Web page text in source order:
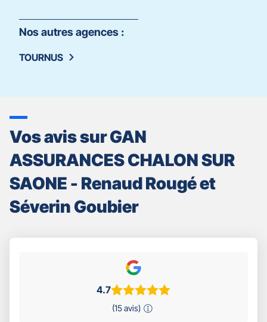
Nos autres agences :
TOURNUS
Vos avis sur GAN
ASSURANCES CHALON SUR
SAONE - Renaud Rougé et
Séverin Goubier
4.7
(15 avis)